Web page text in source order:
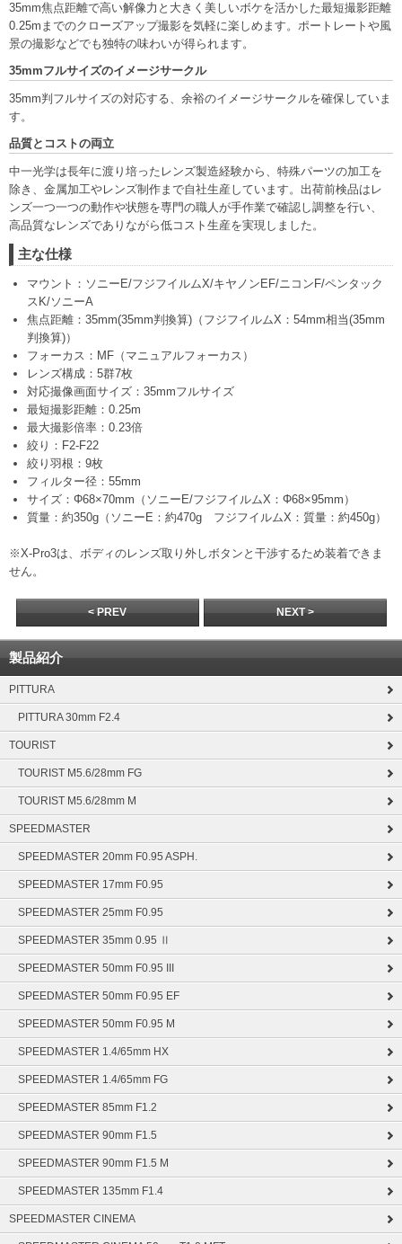
35mm焦点距離で高い解像力と大きく美しいボケを活かした最短撮影距離
0.25mまでのクローズアップ撮影を気軽に楽しめます。ポートレートや風
景の撮影などでも独特の味わいが得られます。
35mmフルサイズのイメージサークル
35mm判フルサイズの対応する、余裕のイメージサークルを確保していま
す。
品質とコストの両立
中一光学は長年に渡り培ったレンズ製造経験から、特殊パーツの加工を
除き、金属加工やレンズ制作まで自社生産しています。出荷前検品はレ
ンズ一つ一つの動作や状態を専門の職人が手作業で確認し調整を行い、
高品質なレンズでありながら低コスト生産を実現しました。
主な仕様
マウント：ソニーE/フジフイルムX/キヤノンEF/ニコンF/ペンタック
スK/ソニーA
焦点距離：35mm(35mm判換算)（フジフイルムX：54mm相当(35mm
判換算)）
フォーカス：MF（マニュアルフォーカス）
レンズ構成：5群7枚
対応撮像画面サイズ：35mmフルサイズ
最短撮影距離：0.25m
最大撮影倍率：0.23倍
絞り：F2-F22
絞り羽根：9枚
フィルター径：55mm
サイズ：Φ68×70mm（ソニーE/フジフイルムX：Φ68×95mm）
質量：約350g（ソニーE：約470g フジフイルムX：質量：約450g）
※X-Pro3は、ボディのレンズ取り外しボタンと干渉するため装着できま
せん。
< PREV NEXT >
製品紹介
PITTURA
PITTURA 30mm F2.4
TOURIST
TOURIST M5.6/28mm FG
TOURIST M5.6/28mm M
SPEEDMASTER
SPEEDMASTER 20mm F0.95 ASPH.
SPEEDMASTER 17mm F0.95
SPEEDMASTER 25mm F0.95
SPEEDMASTER 35mm 0.95 Ⅱ
SPEEDMASTER 50mm F0.95 III
SPEEDMASTER 50mm F0.95 EF
SPEEDMASTER 50mm F0.95 M
SPEEDMASTER 1.4/65mm HX
SPEEDMASTER 1.4/65mm FG
SPEEDMASTER 85mm F1.2
SPEEDMASTER 90mm F1.5
SPEEDMASTER 90mm F1.5 M
SPEEDMASTER 135mm F1.4
SPEEDMASTER CINEMA